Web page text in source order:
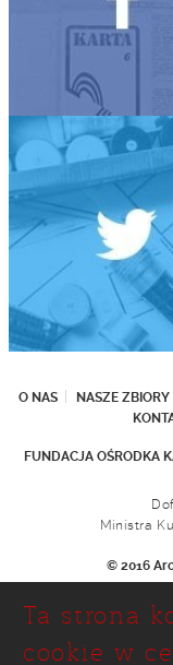
O NAS NASZE ZBIORY
FUNDACJA OŚRODKA
Ministra
© 2016
Ta strona
cookie w